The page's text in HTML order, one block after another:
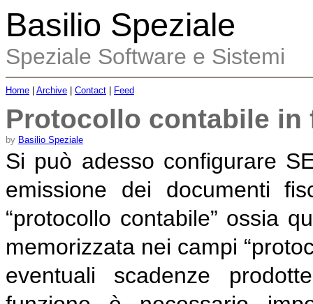
Basilio Speziale
Speziale Software e Sistemi
Home Archive Contact Feed
Protocollo contabile in
by Basilio Speziale
Si può adesso configurare
emissione dei documenti
“protocollo contabile” ossia
memorizzata nei campi
eventuali scadenze